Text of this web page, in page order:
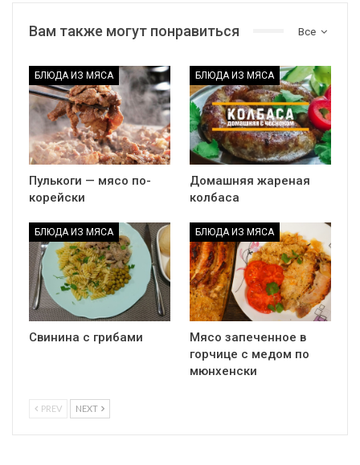
Все
Вам также могут понравиться
БЛЮДА ИЗ МЯСА
Пулькоги — мясо по-
корейски
БЛЮДА ИЗ МЯСА
Домашняя жареная
колбаса
БЛЮДА ИЗ МЯСА
Свинина с грибами
БЛЮДА ИЗ МЯСА
Мясо запеченное в
горчице с медом по
мюнхенски
PREV NEXT